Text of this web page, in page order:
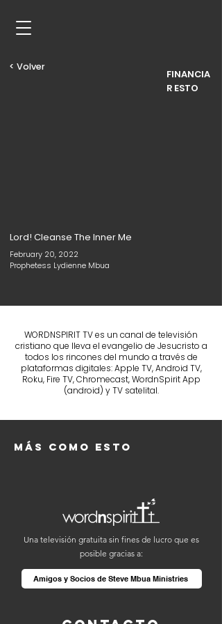
< Volver
FINANCIA
R ESTO
Lord! Cleanse The Inner Me
February 20, 2022
Prophetess Lydienne Mbua
WORDNSPIRIT TV es un canal de televisión
cristiano que lleva el evangelio de Jesucristo a
todos los rincones del mundo a través de
plataformas digitales: Apple TV, Android TV,
Roku, Fire TV, Chromecast, WordnSpirit App
(android) y TV satelital.
Más como esto
Una televisión gratuita sin fines de lucro que es
posible gracias a:
Amigos y Socios de Steve Mbua Ministries